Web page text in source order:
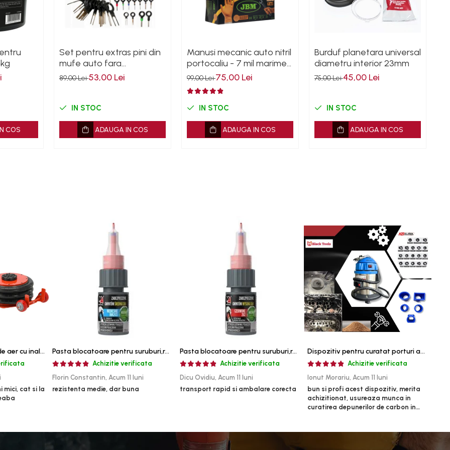
COS
Set pentru extras pini din
mufe auto fara
deterioare 38 piese
89,00 Lei53,00 Lei
IN STOC
ADAUGA IN COS
Manusi mecanic auto nitril
portocaliu - 7 mil marimea
XL 100buc
99,00 Lei75,00 Lei
IN STOC
ADAUGA IN COS
Burduf planetara universal
diametru interior 23mm
75,00 Lei45,00 Lei
IN STOC
ADAUGA IN COS
Cric pneumatic perna de aer cu inaltator 6T
mici, cat si la
Pasta blocatoare pentru suruburi,rezistenta medie
Achizitie verificata
Florin Constantin, Acum 11 luni
rezistenta medie, dar buna
Pasta blocatoare pentru suruburi,rezistenta inalta
Achizitie verificata
Dicu Ovidiu, Acum 11 luni
transport rapid si ambalare corecta
Dispozitiv pentru curatat porturi admisie si evacuare fara demontare cu coji de nuca si accesorii incluse
Achizitie verificata
Ionut Morariu, Acum 11 luni
bun si profi acest dispozitiv, merita
achizitionat, usureaza munca in
curatirea depunerilor de carbon in